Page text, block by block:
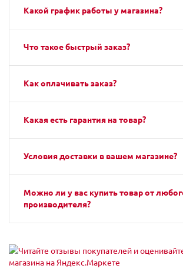
Какой график работы у магазина?
Что такое быстрый заказ?
Как оплачивать заказ?
Какая есть гарантия на товар?
Условия доставки в вашем магазине?
Можно ли у вас купить товар от
производителя?